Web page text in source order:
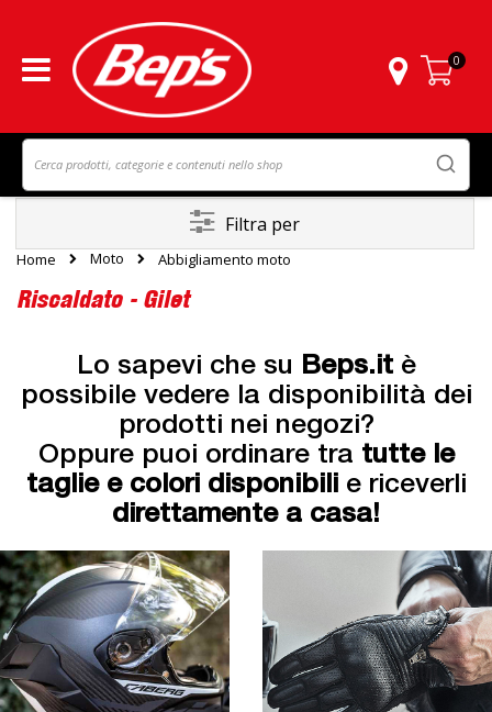
Carrello
0
Home Moto Abbigliamento moto
Riscaldato - Gilet
Lo sapevi che su Beps.itè
possibile vedere la disponibilità dei
prodotti nei negozi?
Oppure puoi ordinare tra tutte le
taglie e colori disponibilie riceverli
direttamente a casa!
Filtra per